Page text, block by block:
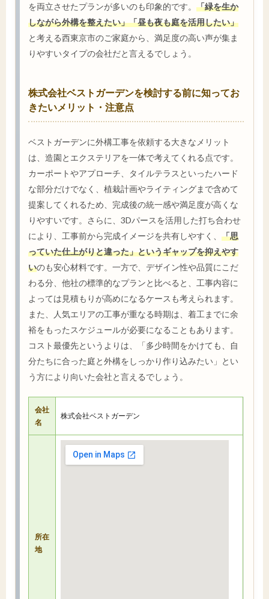
を両立させたプランが多いのも印象的です。 「緑を生か
しながら外構を整えたい」「昼も夜も庭を活用したい」
と考える西東京市のご家庭から、満足度の高い声が集ま
りやすいタイプの会社だと言えるでしょう。
株式会社ベストガーデンを検討する前に知ってお
きたいメリット・注意点
ベストガーデンに外構工事を依頼する大きなメリット
は、造園とエクステリアを一体で考えてくれる点です。
カーポートやアプローチ、タイルテラスといったハード
な部分だけでなく、植栽計画やライティングまで含めて
提案してくれるため、完成後の統一感や満足度が高くな
りやすいです。さらに、3Dパースを活用した打ち合わせ
により、工事前から完成イメージを共有しやすく、 「思
っていた仕上がりと違った」というギャップを抑えやす
いのも安心材料です。一方で、デザイン性や品質にこだ
わる分、他社の標準的なプランと比べると、工事内容に
よっては見積もりが高めになるケースも考えられます。
また、人気エリアの工事が重なる時期は、着工までに余
裕をもったスケジュールが必要になることもあります。
コスト最優先というよりは、「多少時間をかけても、自
分たちに合った庭と外構をしっかり作り込みたい」とい
う方により向いた会社と言えるでしょう。
会社
名
株式会社ベストガーデン
所在
地